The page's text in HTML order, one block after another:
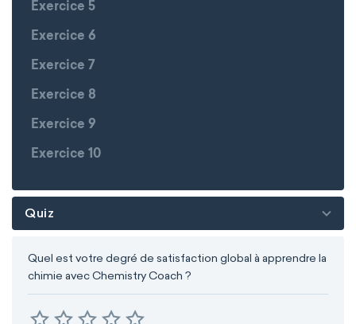
Exercice 5
Exercice 6
Exercice 7
Exercice 8
Exercice 9
Exercice 10
Quiz
Quel est votre degré de satisfaction global à apprendre la
chimie avec Chemistry Coach ?